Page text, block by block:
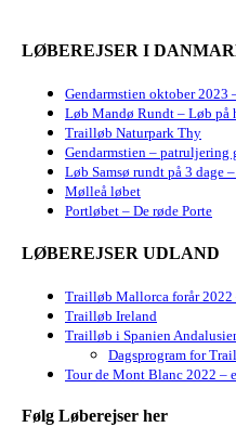
LØBEREJSER I
Gendarmstien oktober 2023
Løb Mandø Rundt – Løb på
Trailløb Naturpark Thy
Gendarmstien – patruljering
Løb Samsø rundt på 3 dage
Mølleå løbet
Portløbet – De røde Porte
LØBEREJSER UDLAND
Trailløb Mallorca forår 2022
Trailløb Ireland
Trailløb i Spanien
Dagsprogram for
Tour de Mont Blanc 2022 –
Følg Løberejser her